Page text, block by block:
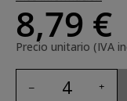
8,79 €
Precio unitario (IVA